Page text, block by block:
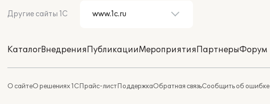
Другие сайты 1С
КаталогВнедренияПубликацииМероприятияПартнерыФорум
О сайтеО решениях 1СПрайс-листПоддержкаОбратная связьСообщить об ошибке